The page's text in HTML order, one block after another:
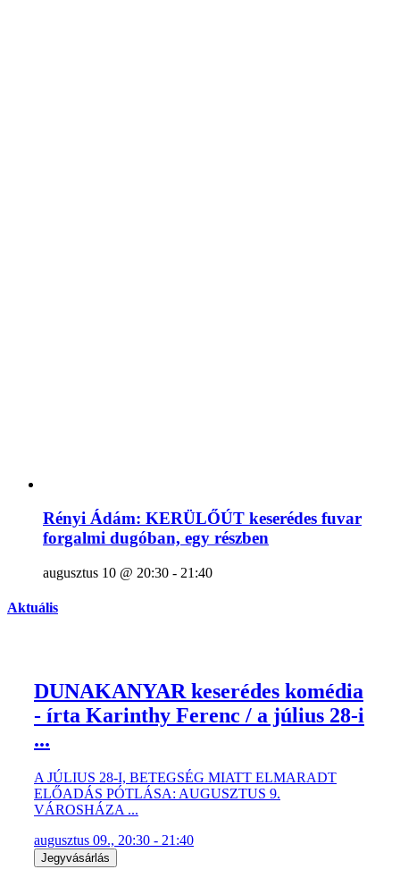
Rényi Ádám: KERÜLŐÚT keserédes fuvar
forgalmi dugóban, egy részben
augusztus 10 @ 20:30 - 21:40
Aktuális
DUNAKANYAR keserédes komédia
- írta Karinthy Ferenc / a július 28-i
...
A JÚLIUS 28-I, BETEGSÉG MIATT ELMARADT
ELŐADÁS PÓTLÁSA: AUGUSZTUS 9.
VÁROSHÁZA ...
augusztus 09., 20:30 - 21:40
Jegyvásárlás